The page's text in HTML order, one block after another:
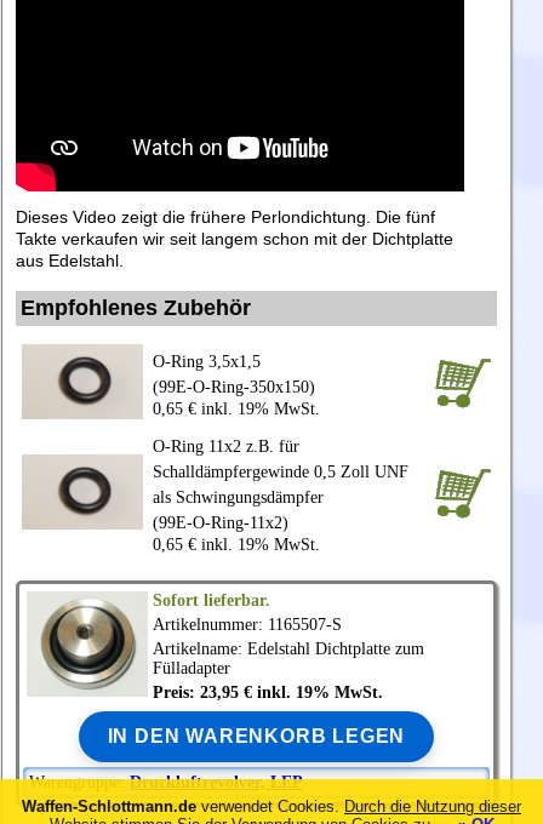
Dieses Video zeigt die frühere Perlondichtung. Die fünf
Takte verkaufen wir seit langem schon mit der Dichtplatte
aus Edelstahl.
Empfohlenes Zubehör
O-Ring 3,5x1,5
(99E-O-Ring-350x150)
0,65 € inkl. 19% MwSt.
O-Ring 11x2 z.B. für
Schalldämpfergewinde 0,5 Zoll UNF
als Schwingungsdämpfer
(99E-O-Ring-11x2)
0,65 € inkl. 19% MwSt.
Sofort lieferbar.
Artikelnummer: 1165507-S
Artikelname: Edelstahl Dichtplatte zum
Fülladapter
Preis: 23,95 € inkl. 19% MwSt.
IN DEN WARENKORB LEGEN
Warengruppe:Druckluftrevolver, LEP
Waffen-Schlottmann.de verwendet Cookies. Durch die Nutzung dieser